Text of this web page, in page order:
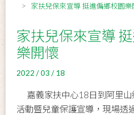
家扶兒保來宣導 挺進偏鄉校園樂
家扶兒保來宣導
樂開懷
2022 / 03 / 18
嘉義家扶中心18日到阿里山
活動暨兒童保護宣導，現場透